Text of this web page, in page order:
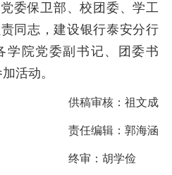
委保卫部、校团委、学工
同志，建设银行泰安分行
学院党委副书记、团委书
活动。
供稿审核：祖文成
责任编辑：郭海涵
终审：胡学俭